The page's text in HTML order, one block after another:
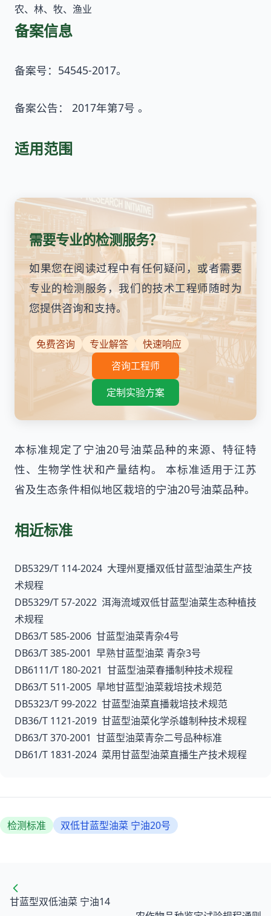
农、林、牧、渔业
备案信息
备案号：54545-2017。
备案公告： 2017年第7号 。
适用范围
需要专业的检测服务？
如果您在阅读过程中有任何疑问，或者需要
专业的检测服务，我们的技术工程师随时为
您提供咨询和支持。
免费咨询 专业解答
快速响应
咨询工程师
定制实验方案
本标准规定了宁油20号油菜品种的来源、特征特
性、生物学性状和产量结构。 本标准适用于江苏
省及生态条件相似地区栽培的宁油20号油菜品种。
相近标准
DB5329/T 114-2024 大理州夏播双低甘蓝型油菜生产技
术规程
DB5329/T 57-2022 洱海流域双低甘蓝型油菜生态种植技
术规程
DB63/T 585-2006 甘蓝型油菜青杂4号
DB63/T 385-2001 早熟甘蓝型油菜 青杂3号
DB6111/T 180-2021 甘蓝型油菜春播制种技术规程
DB63/T 511-2005 旱地甘蓝型油菜栽培技术规范
DB5323/T 99-2022 甘蓝型油菜直播栽培技术规范
DB36/T 1121-2019 甘蓝型油菜化学杀雄制种技术规程
DB63/T 370-2001 甘蓝型油菜青杂二号品种标准
DB61/T 1831-2024 菜用甘蓝型油菜直播生产技术规程
检测标准 双低甘蓝型油菜 宁油20号
甘蓝型双低油菜 宁油14